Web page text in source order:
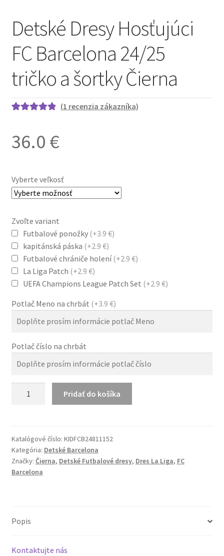
Detské Dresy Hosťujúci
FC Barcelona 24/25
tričko a šortky Čierna
základe
(1 recenzia zákazníka)
36.0 €
Vyberte veľkosť
Zvoľte variant
Futbalové ponožky (+3.9 €)
kapitánská páska (+2.9 €)
Futbalové chrániče holení(+2.9 €)
La Liga Patch (+2.9 €)
UEFA Champions League Patch Set (+2.9 €)
Potlač Meno na chrbát (+3.9 €)
Potlač číslo na chrbát
FC
Barcelona
24/25
tričko
Pridať do košíka
Katalógové číslo: KIDFCB24811152
Kategória: Detské Barcelona
Značky: Čierna, Detské Futbalové dresy, Dres La Liga, FC
Barcelona
Popis
Kontaktujte nás